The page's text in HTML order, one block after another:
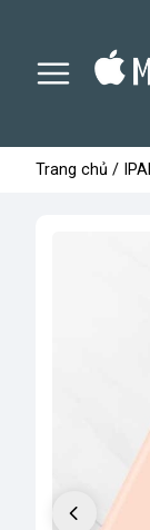
Trang chủ /